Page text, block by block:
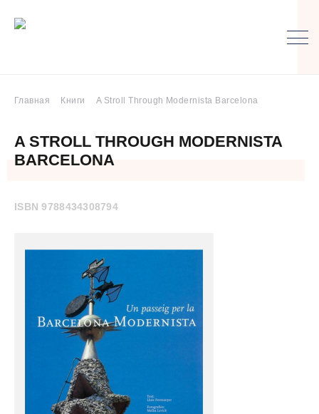
Главная Книги A Stroll Through Modernista Barcelona
A STROLL THROUGH MODERNISTA
BARCELONA
ISBN 9788434308794